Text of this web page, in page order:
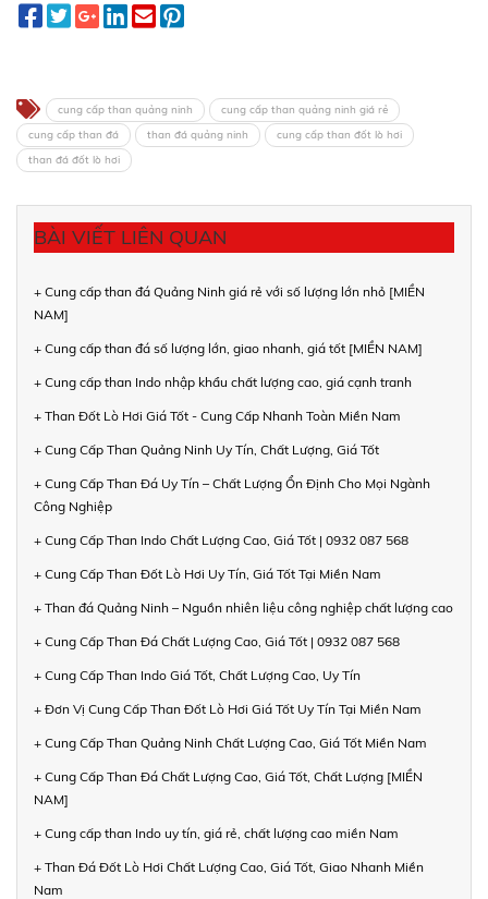
cung cấp than quảng ninh
cung cấp than quảng ninh giá rẻ
cung cấp than đá
than đá quảng ninh
cung cấp than đốt lò hơi
than đá đốt lò hơi
BÀI VIẾT LIÊN QUAN
+ Cung cấp than đá Quảng Ninh giá rẻ với số lượng lớn nhỏ [MIỀN
NAM]
+ Cung cấp than đá số lượng lớn, giao nhanh, giá tốt [MIỀN NAM]
+ Cung cấp than Indo nhập khẩu chất lượng cao, giá cạnh tranh
+ Than Đốt Lò Hơi Giá Tốt - Cung Cấp Nhanh Toàn Miền Nam
+ Cung Cấp Than Quảng Ninh Uy Tín, Chất Lượng, Giá Tốt
+ Cung Cấp Than Đá Uy Tín – Chất Lượng Ổn Định Cho Mọi Ngành
Công Nghiệp
+ Cung Cấp Than Indo Chất Lượng Cao, Giá Tốt | 0932 087 568
+ Cung Cấp Than Đốt Lò Hơi Uy Tín, Giá Tốt Tại Miền Nam
+ Than đá Quảng Ninh – Nguồn nhiên liệu công nghiệp chất lượng cao
+ Cung Cấp Than Đá Chất Lượng Cao, Giá Tốt | 0932 087 568
+ Cung Cấp Than Indo Giá Tốt, Chất Lượng Cao, Uy Tín
+ Đơn Vị Cung Cấp Than Đốt Lò Hơi Giá Tốt Uy Tín Tại Miền Nam
+ Cung Cấp Than Quảng Ninh Chất Lượng Cao, Giá Tốt Miền Nam
+ Cung Cấp Than Đá Chất Lượng Cao, Giá Tốt, Chất Lượng [MIỀN
NAM]
+ Cung cấp than Indo uy tín, giá rẻ, chất lượng cao miền Nam
+ Than Đá Đốt Lò Hơi Chất Lượng Cao, Giá Tốt, Giao Nhanh Miền
Nam